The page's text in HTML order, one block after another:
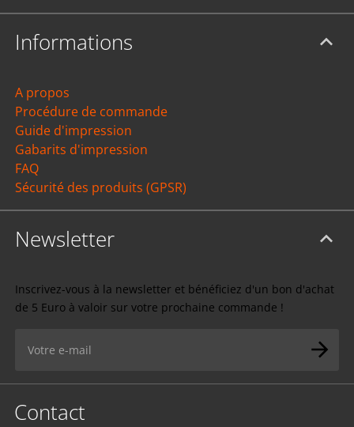
Informations
A propos
Procédure de commande
Guide d'impression
Gabarits d'impression
FAQ
Sécurité des produits (GPSR)
Newsletter
Inscrivez-vous à la newsletter et bénéficiez d'un bon d'achat
de 5 Euro à valoir sur votre prochaine commande !
Contact